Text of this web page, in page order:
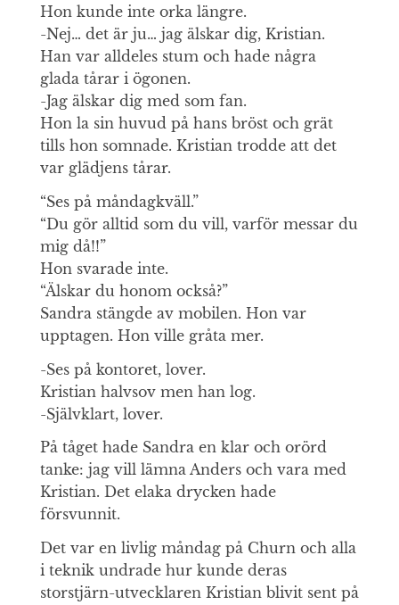
Hon kunde inte orka längre.
-Nej… det är ju… jag älskar dig, Kristian.
Han var alldeles stum och hade några
glada tårar i ögonen.
-Jag älskar dig med som fan.
Hon la sin huvud på hans bröst och grät
tills hon somnade. Kristian trodde att det
var glädjens tårar.
“Ses på måndagkväll.”
“Du gör alltid som du vill, varför messar du
mig då!!”
Hon svarade inte.
“Älskar du honom också?”
Sandra stängde av mobilen. Hon var
upptagen. Hon ville gråta mer.
-Ses på kontoret, lover.
Kristian halvsov men han log.
-Självklart, lover.
På tåget hade Sandra en klar och orörd
tanke: jag vill lämna Anders och vara med
Kristian. Det elaka drycken hade
försvunnit.
Det var en livlig måndag på Churn och alla
i teknik undrade hur kunde deras
storstjärn-utvecklaren Kristian blivit sent på